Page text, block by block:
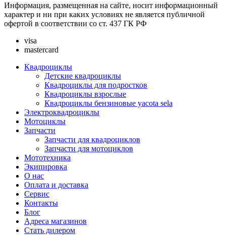
Информация, размещенная на сайте, носит информационный
характер и ни при каких условиях не является публичной
офертой в соответствии со ст. 437 ГК РФ
visa
mastercard
Квадроциклы
Детские квадроциклы
Квадроциклы для подростков
Квадроциклы взрослые
Квадроциклы бензиновые yacota sela
Электроквадроциклы
Мотоциклы
Запчасти
Запчасти для квадроциклов
Запчасти для мотоциклов
Мототехника
Экипировка
О нас
Оплата и доставка
Сервис
Контакты
Блог
Адреса магазинов
Стать дилером